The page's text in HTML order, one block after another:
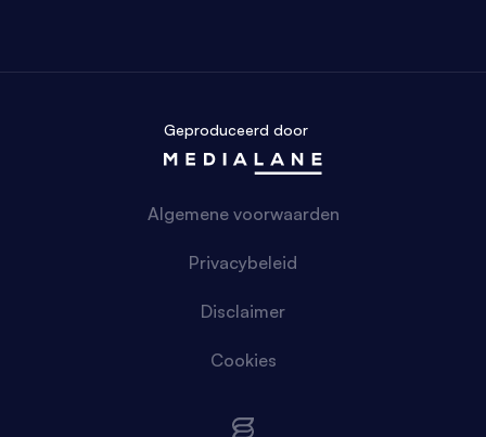
Geproduceerd door
Algemene voorwaarden
Privacybeleid
Disclaimer
Cookies